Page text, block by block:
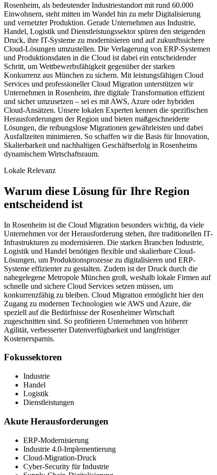
Rosenheim, als bedeutender Industriestandort mit rund 60.000
Einwohnern, steht mitten im Wandel hin zu mehr Digitalisierung
und vernetzter Produktion. Gerade Unternehmen aus Industrie,
Handel, Logistik und Dienstleistungssektor spüren den steigenden
Druck, ihre IT-Systeme zu modernisieren und auf zukunftssichere
Cloud-Lösungen umzustellen. Die Verlagerung von ERP-Systemen
und Produktionsdaten in die Cloud ist dabei ein entscheidender
Schritt, um Wettbewerbsfähigkeit gegenüber der starken
Konkurrenz aus München zu sichern. Mit leistungsfähigen Cloud
Services und professioneller Cloud Migration unterstützen wir
Unternehmen in Rosenheim, ihre digitale Transformation effizient
und sicher umzusetzen – sei es mit AWS, Azure oder hybriden
Cloud-Ansätzen. Unsere lokalen Experten kennen die spezifischen
Herausforderungen der Region und bieten maßgeschneiderte
Lösungen, die reibungslose Migrationen gewährleisten und dabei
Ausfallzeiten minimieren. So schaffen wir die Basis für Innovation,
Skalierbarkeit und nachhaltigen Geschäftserfolg in Rosenheims
dynamischem Wirtschaftsraum.
Lokale Relevanz
Warum diese Lösung für Ihre Region
entscheidend ist
In Rosenheim ist die Cloud Migration besonders wichtig, da viele
Unternehmen vor der Herausforderung stehen, ihre traditionellen IT-
Infrastrukturen zu modernisieren. Die starken Branchen Industrie,
Logistik und Handel benötigen flexible und skalierbare Cloud-
Lösungen, um Produktionsprozesse zu digitalisieren und ERP-
Systeme effizienter zu gestalten. Zudem ist der Druck durch die
nahegelegene Metropole München groß, weshalb lokale Firmen auf
schnelle und sichere Cloud Services setzen müssen, um
konkurrenzfähig zu bleiben. Cloud Migration ermöglicht hier den
Zugang zu modernen Technologien wie AWS und Azure, die
speziell auf die Bedürfnisse der Rosenheimer Wirtschaft
zugeschnitten sind. So profitieren Unternehmen von höherer
Agilität, verbesserter Datenverfügbarkeit und langfristiger
Kostenersparnis.
Fokussektoren
Industrie
Handel
Logistik
Dienstleistungen
Akute Herausforderungen
ERP-Modernisierung
Industrie 4.0-Implementierung
Cloud-Migration-Druck
Cyber-Security für Industrie